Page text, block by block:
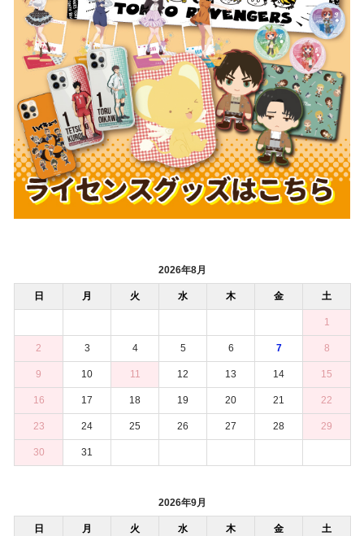
2026年8月
日 月 火 水 木 金 土
1
2 3 4 5 6 7 8
9 10 11 12 13 14 15
16 17 18 19 20 21 22
23 24 25 26 27 28 29
30 31
2026年9月
日 月 火 水 木 金 土